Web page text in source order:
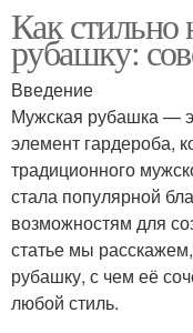
Как
рубашку:
Введение
Мужская рубашка —
элемент гардероба,
традиционного
стала популярной
возможностям для
статье мы
рубашку, с чем её
любой стиль.